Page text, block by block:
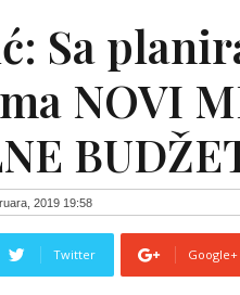
Sa
NOVI
2019 19:58
Twitter Google+